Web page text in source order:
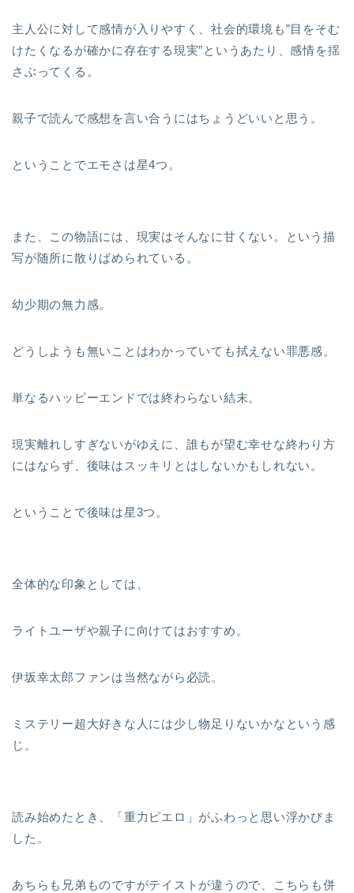
主人公に対して感情が入りやすく、社会的環境も”目をそむ
けたくなるが確かに存在する現実”というあたり、感情を揺
さぶってくる。
親子で読んで感想を言い合うにはちょうどいいと思う。
ということでエモさは星4つ。
また、この物語には、現実はそんなに甘くない。という描
写が随所に散りばめられている。
幼少期の無力感。
どうしようも無いことはわかっていても拭えない罪悪感。
単なるハッピーエンドでは終わらない結末。
現実離れしすぎないがゆえに、誰もが望む幸せな終わり方
にはならず、後味はスッキリとはしないかもしれない。
ということで後味は星3つ。
全体的な印象としては、
ライトユーザや親子に向けてはおすすめ。
伊坂幸太郎ファンは当然ながら必読。
ミステリー超大好きな人には少し物足りないかなという感
じ。
読み始めたとき、「重力ピエロ」がふわっと思い浮かびま
した。
あちらも兄弟ものですがテイストが違うので、こちらも併